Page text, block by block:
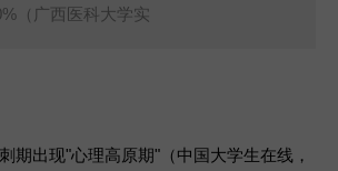
（广西医科大学实
期出现"心理高原期"（中国大学生在线，